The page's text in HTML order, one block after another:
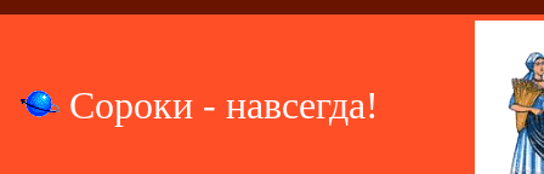
Сороки - навсегда!